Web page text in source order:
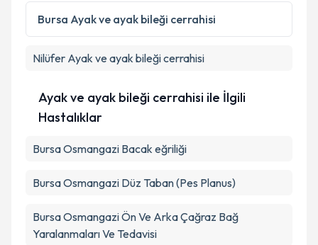
Metni 'ni okudum ve kişisel verilerimin belirtilen
kapsamda işlenmesini kabul ediyorum.
Bursa Ayak ve ayak bileği cerrahisi
Nilüfer Ayak ve ayak bileği cerrahisi
Ayak ve ayak bileği cerrahisi ile İlgili
Hastalıklar
Bursa Osmangazi Bacak eğriliği
Bursa Osmangazi Düz Taban (Pes Planus)
Bursa Osmangazi Ön Ve Arka Çağraz Bağ
Yaralanmaları Ve Tedavisi